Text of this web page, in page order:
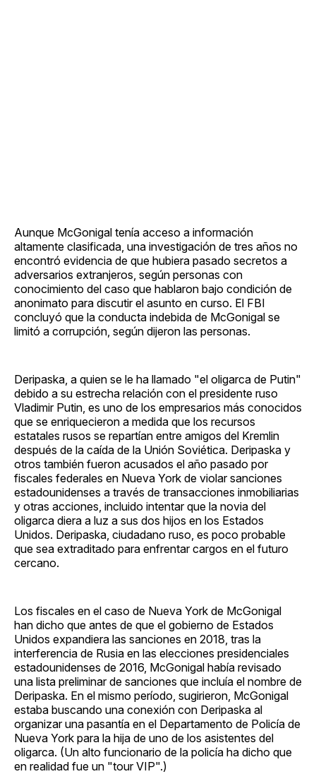
Aunque McGonigal tenía acceso a información
altamente clasificada, una investigación de tres años no
encontró evidencia de que hubiera pasado secretos a
adversarios extranjeros, según personas con
conocimiento del caso que hablaron bajo condición de
anonimato para discutir el asunto en curso. El FBI
concluyó que la conducta indebida de McGonigal se
limitó a corrupción, según dijeron las personas.
Deripaska, a quien se le ha llamado "el oligarca de Putin"
debido a su estrecha relación con el presidente ruso
Vladimir Putin, es uno de los empresarios más conocidos
que se enriquecieron a medida que los recursos
estatales rusos se repartían entre amigos del Kremlin
después de la caída de la Unión Soviética. Deripaska y
otros también fueron acusados el año pasado por
fiscales federales en Nueva York de violar sanciones
estadounidenses a través de transacciones inmobiliarias
y otras acciones, incluido intentar que la novia del
oligarca diera a luz a sus dos hijos en los Estados
Unidos. Deripaska, ciudadano ruso, es poco probable
que sea extraditado para enfrentar cargos en el futuro
cercano.
Los fiscales en el caso de Nueva York de McGonigal
han dicho que antes de que el gobierno de Estados
Unidos expandiera las sanciones en 2018, tras la
interferencia de Rusia en las elecciones presidenciales
estadounidenses de 2016, McGonigal había revisado
una lista preliminar de sanciones que incluía el nombre de
Deripaska. En el mismo período, sugirieron, McGonigal
estaba buscando una conexión con Deripaska al
organizar una pasantía en el Departamento de Policía de
Nueva York para la hija de uno de los asistentes del
oligarca. (Un alto funcionario de la policía ha dicho que
en realidad fue un "tour VIP".)